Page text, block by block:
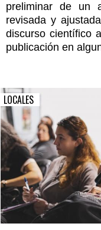
preliminar de un
revisada y
discurso científico
publicación en
LOCALES